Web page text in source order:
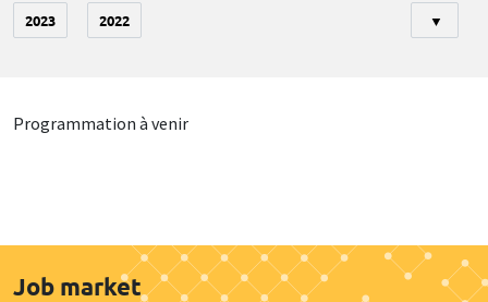
2023 2022 ▼
Programmation à venir
Job market